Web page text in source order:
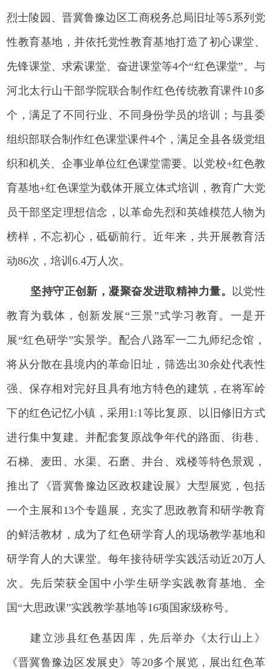
烈士陵园、晋冀鲁豫边区工商税务总局旧址等5系列党
性教育基地，并依托党性教育基地打造了初心课堂、
先锋课堂、求索课堂、奋进课堂等4个“红色课堂”。与
河北太行山干部学院联合制作红色传统教育课件10多
个，满足了不同行业、不同身份学员的培训；与县委
组织部联合制作红色课堂课件4个，满足全县各级党组
织和机关、企事业单位红色课堂需要。以党校+红色教
育基地+红色课堂为载体开展立体式培训，教育广大党
员干部坚定理想信念，以革命先烈和英雄模范人物为
榜样，不忘初心，砥砺前行。近年来，共开展教育活
动86次，培训6.4万人次。
坚持守正创新，凝聚奋发进取精神力量。
以党性
教育为载体，创新发展“三景”式学习教育。一是开
展“红色研学”实景学。配合八路军一二九师纪念馆，
将从分散在县境内的革命旧址，筛选出30余处代表性
强、保存相对完好且具有地方特色的建筑，在将军岭
下的红色记忆小镇，采用1:1等比复原、以旧修旧方式
进行集中复建。并配套复原战争年代的路面、街巷、
石梯、麦田、水渠、石磨、井台、戏楼等特色景观，
推出了《晋冀鲁豫边区政权建设展》大型展览，包括
一个主展和13个专题展，充实了思政教育和研学教育
的鲜活教材，成为了红色研学育人的现场教学基地和
研学育人的大课堂。每年接待研学实践活动近20万人
次。先后荣获全国中小学生研学实践教育基地、全
国“大思政课”实践教学基地等16项国家级称号。
建立涉县红色基因库，先后举办《太行山上》
《晋冀鲁豫边区发展史》等20多个展览，展出红色革